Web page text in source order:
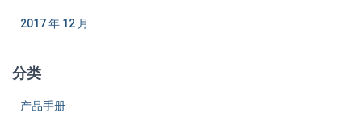
2017 年 12 月
分类
产品手册